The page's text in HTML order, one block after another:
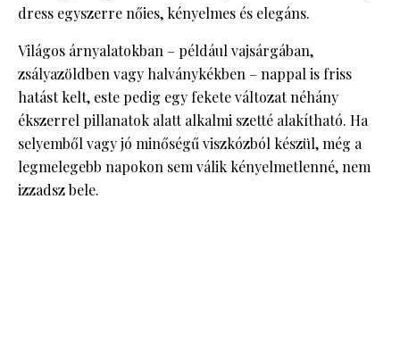
dress egyszerre nőies, kényelmes és elegáns.
Világos árnyalatokban – például vajsárgában,
zsályazöldben vagy halványkékben – nappal is friss
hatást kelt, este pedig egy fekete változat néhány
ékszerrel pillanatok alatt alkalmi szetté alakítható. Ha
selyemből vagy jó minőségű viszkózból készül, még a
legmelegebb napokon sem válik kényelmetlenné, nem
izzadsz bele.